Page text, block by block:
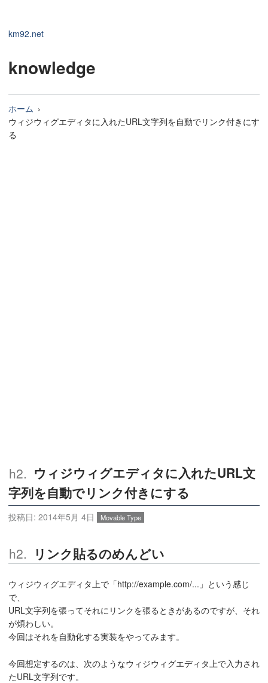
km92.net
knowledge
ホーム
ウィジウィグエディタに入れたURL文字列を自動でリンク付きにす
る
ウィジウィグエディタに入れたURL文
字列を自動でリンク付きにする
投稿日: 2014年5月 4日 Movable Type
リンク貼るのめんどい
ウィジウィグエディタ上で「http://example.com/...」という感じ
で、
URL文字列を張ってそれにリンクを張るときがあるのですが、それ
が煩わしい。
今回はそれを自動化する実装をやってみます。
今回想定するのは、次のようなウィジウィグエディタ上で入力され
たURL文字列です。